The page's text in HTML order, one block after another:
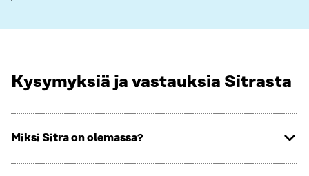
Kysymyksiä ja vastauksia Sitrasta
Miksi Sitra on olemassa?